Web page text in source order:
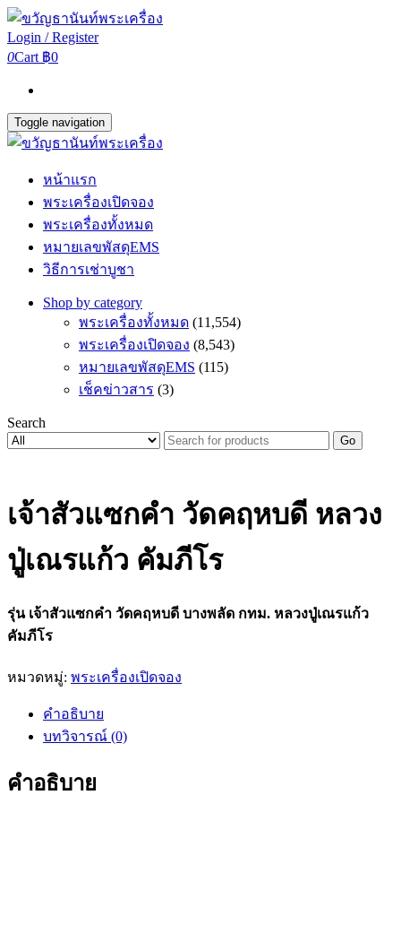
Login / Register
0Cart ฿0
Toggle navigation
หน้าแรก
พระเครื่องเปิดจอง
พระเครื่องทั้งหมด
หมายเลขพัสดุEMS
วิธีการเช่าบูชา
Shop by category
พระเครื่องทั้งหมด (11,554)
พระเครื่องเปิดจอง (8,543)
หมายเลขพัสดุEMS (115)
เช็คข่าวสาร (3)
Search
Go
เจ้าสัวแซกคำ วัดคฤหบดี หลวง
ปู่เณรแก้ว คัมภีโร
รุ่น เจ้าสัวแซกคำ วัดคฤหบดี บางพลัด กทม. หลวงปู่เณรแก้ว
คัมภีโร
หมวดหมู่: พระเครื่องเปิดจอง
คำอธิบาย
บทวิจารณ์ (0)
คำอธิบาย